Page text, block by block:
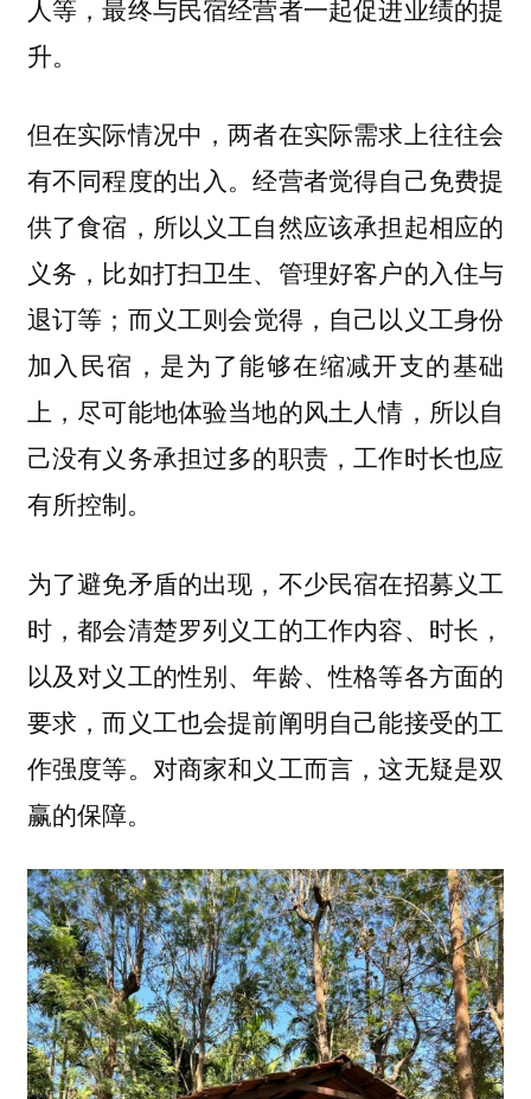
人等，最终与民宿经营者一起促进业绩的提
升。
但在实际情况中，两者在实际需求上往往会
有不同程度的出入。经营者觉得自己免费提
供了食宿，所以义工自然应该承担起相应的
义务，比如打扫卫生、管理好客户的入住与
退订等；而义工则会觉得，自己以义工身份
加入民宿，是为了能够在缩减开支的基础
上，尽可能地体验当地的风土人情，所以自
己没有义务承担过多的职责，工作时长也应
有所控制。
为了避免矛盾的出现，不少民宿在招募义工
时，都会清楚罗列义工的工作内容、时长，
以及对义工的性别、年龄、性格等各方面的
要求，而义工也会提前阐明自己能接受的工
作强度等。对商家和义工而言，这无疑是双
赢的保障。